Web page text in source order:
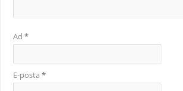
Ad*
E-posta*